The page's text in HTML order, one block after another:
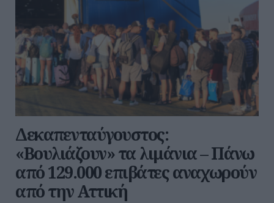
Δεκαπενταύγουστος:
«Βουλιάζουν» τα λιμάνια – Πάνω
από 129.000 επιβάτες αναχωρούν
από την Αττική